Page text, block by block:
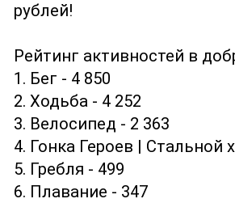
рублей!
Рейтинг активностей в
1. Бег - 4 850
2. Ходьба - 4 252
3. Велосипед - 2 363
4. Гонка Героев | Стальной
5. Гребля - 499
6. Плавание - 347